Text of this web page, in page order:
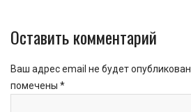
Оставить комментарий
Ваш адрес email не будет опубликован.
помечены *